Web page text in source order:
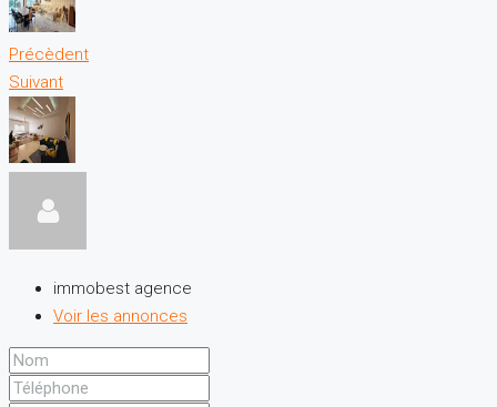
Précèdent
Suivant
immobest agence
Voir les annonces